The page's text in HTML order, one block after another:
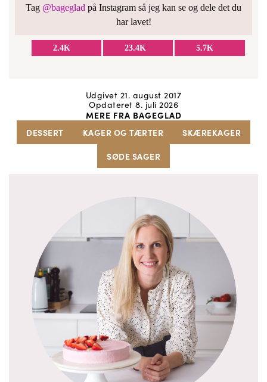
Tag @bageglad på Instagram så jeg kan se og dele det du
har lavet!
2.4K 23.4K 5.7K
Udgivet 21. august 2017
Opdateret 8. juli 2026
MERE FRA BAGEGLAD
DESSERT
KAGER OG TÆRTER
SKÆREKAGER
SØDE SAGER